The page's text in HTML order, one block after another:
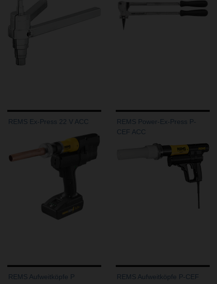
REMS Ex-Press 22 V ACC
REMS Power-Ex-Press P-
CEF ACC
REMS Aufweitköpfe P REMS Aufweitköpfe P-CEF